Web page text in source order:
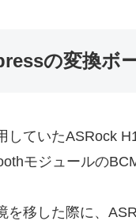
の変換ボ
していたASRock
モジュールの
を移した際に、